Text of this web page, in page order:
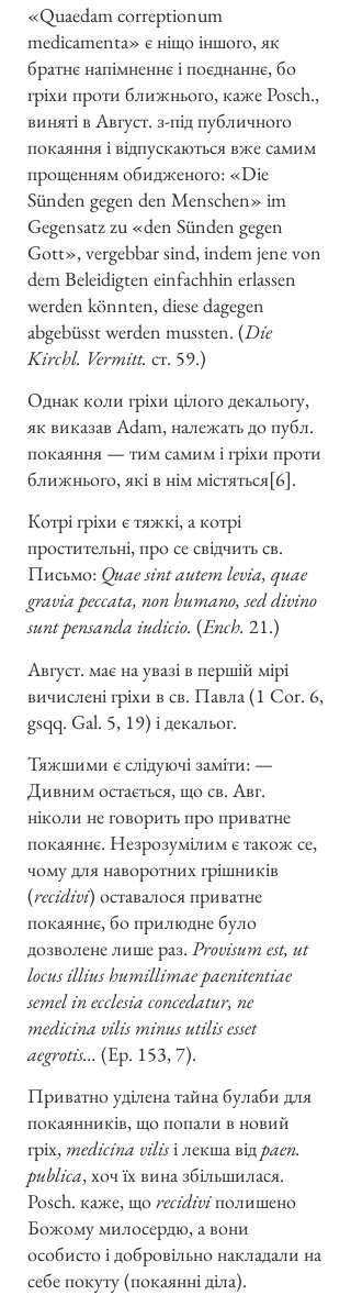
«Quaedam correptionum
medicamenta» є ніщо іншого, як
братнє напімненнє і поєднаннє, бо
гріхи проти ближнього, каже Posch.,
виняті в Август. з-під публичного
покаяння і відпускаються вже самим
прощенням обидженого: «Die
Sünden gegen den Menschen» im
Gegensatz zu «den Sünden gegen
Gott», vergebbar sind, indem jene von
dem Beleidigten einfachhin erlassen
werden könnten, diese dagegen
abgebüsst werden mussten. (Die
Kirchl. Vermitt. ст. 59.)
Однак коли гріхи цілого декальогу,
як виказав Adam, належать до публ.
покаяння — тим самим і гріхи проти
ближнього, які в нім містяться[6].
Котрі гріхи є тяжкі, а котрі
простительні, про се свідчить св.
Письмо: Quae sint autem levia, quae
gravia peccata, non humano, sed divino
sunt pensanda iudicio. (Ench. 21.)
Август. має на увазі в першій мірі
вичислені гріхи в св. Павла (1 Cor. 6,
gsqq. Gal. 5, 19) і декальог.
Тяжшими є слідуючі заміти: —
Дивним остається, що св. Авг.
ніколи не говорить про приватне
покаяннє. Незрозумілим є також се,
чому для наворотних грішників
(recidivi) оставалося приватне
покаяннє, бо прилюдне було
дозволене лише раз. Provisum est, ut
locus illius humillimae paenitentiae
semel in ecclesia concedatur, ne
medicina vilis minus utilis esset
aegrotis… (Ep. 153, 7).
Приватно уділена тайна булаби для
покаянників, що попали в новий
гріх, medicina vilisі лекша відpaen.
publica, хоч їх вина збільшилася.
Posch. каже, щоrecidiviполишено
Божому милосердю, а вони
особисто і добровільно накладали на
себе покуту (покаянні діла).